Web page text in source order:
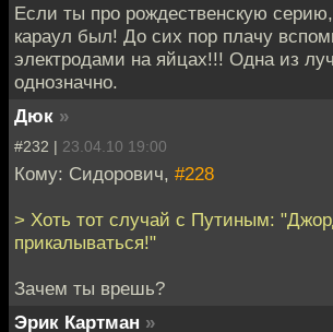
Если ты про рождественскую
караул был! До сих пор плачу
электродами на яйцах!!! Одна из
однозначно.
Дюк »
#232 | 23.04.10 19:00
Кому: Сидорович, #228
> Хоть тот случай с Путиным:
прикалываться!"
Зачем ты врешь?
Эрик Картман »